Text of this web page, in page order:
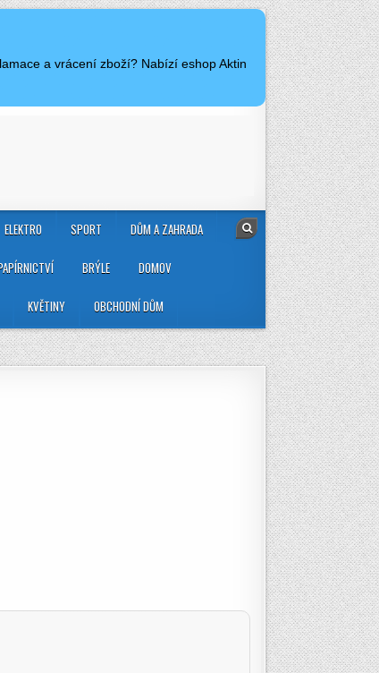
a vrácení zboží? Nabízí eshop Aktin
ELEKTRO SPORT DŮM A ZAHRADA
BRÝLE DOMOV
KVĚTINY OBCHODNÍ DŮM